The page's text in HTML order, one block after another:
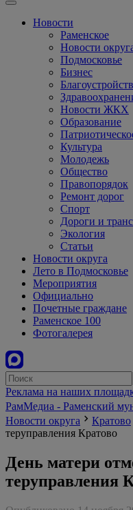
Новости
Раменское
Новости
Подмосковье
Бизнес
Новости ЖКХ
Образование
Культура
Молодежь
Общество
Правопорядок
Ремонт дорог
Спорт
Дороги и
Экология
Статьи
Новости округа
Лето в Подмосковье
Мероприятия
Официально
Почетные граждане
Раменское 100
Фотогалерея
Реклама на наших
РамМедиа - Раменский
Новости округа
Кратово
теруправления Кратово
День матери
теруправления